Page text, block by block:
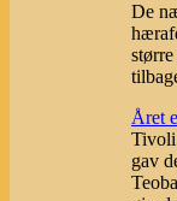
De
Året
gav